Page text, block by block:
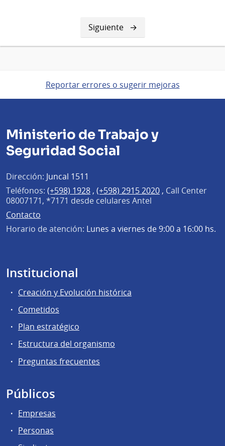
Siguiente
página
Siguiente
Reportar errores o sugerir mejoras
Ministerio de Trabajo y
Seguridad Social
Dirección: Juncal 1511
Teléfonos: (+598) 1928 , (+598) 2915 2020 , Call Center
08007171, *7171 desde celulares Antel
Contacto
Horario de atención: Lunes a viernes de 9:00 a 16:00 hs.
Institucional
Creación y Evolución histórica
Cometidos
Plan estratégico
Estructura del organismo
Preguntas frecuentes
Públicos
Empresas
Personas